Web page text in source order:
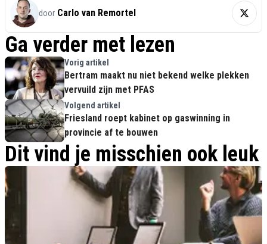
door Carlo van Remortel
Ga verder met lezen
Vorig artikel
Bertram maakt nu niet bekend welke plekken
vervuild zijn met PFAS
Volgend artikel
Friesland roept kabinet op gaswinning in
provincie af te bouwen
Dit vind je misschien ook leuk